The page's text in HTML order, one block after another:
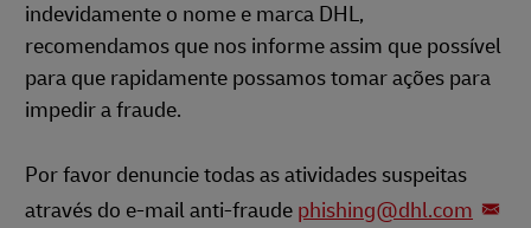
indevidamente o nome e marca DHL,
recomendamos que nos informe assim que possível
para que rapidamente possamos tomar ações para
impedir a fraude.
Por favor denuncie todas as atividades suspeitas
através do e-mail anti-fraude phishing@dhl.com